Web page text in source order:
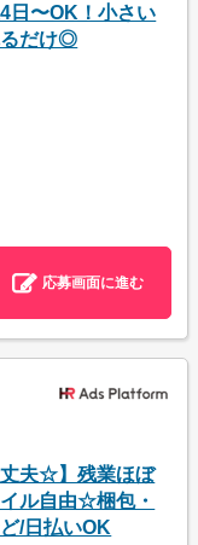
日〜OK！小さい
るだけ◎
応募画面に進む
丈夫☆】残業ほぼ
ル自由☆梱包・
/日払いOK